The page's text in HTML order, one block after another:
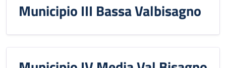
Municipio III Bassa Valbisagno